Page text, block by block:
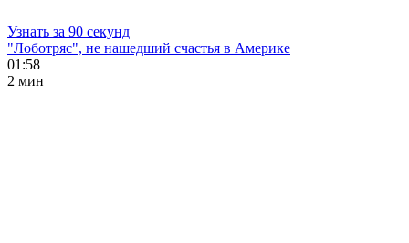
Узнать за 90 секунд
"Лоботряс", не нашедший счастья в Америке
01:58
2 мин